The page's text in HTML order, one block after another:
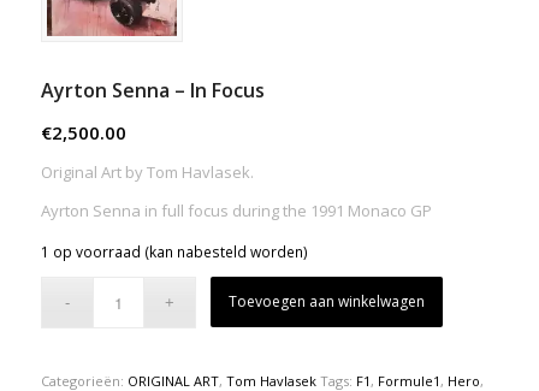
Ayrton Senna – In Focus
€2,500.00
Original Art by Tom Havlasek.
Ayrton Senna in full focus during the 1991 Monaco GP
1 op voorraad (kan nabesteld worden)
Toevoegen aan winkelwagen
Categorieën: ORIGINAL ART, Tom Havlasek Tags: F1 , Formule1 , Hero,